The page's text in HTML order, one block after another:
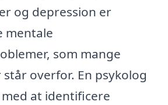
og depression er
mentale
som mange
overfor. En psykolog
at identificere